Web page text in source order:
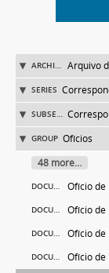
ARCHIVE Arquivo
SERIES
SUBSERIES
GROUP Ofícios
48 more...
DOCUMENT Ofício de
DOCUMENT Ofício de
DOCUMENT Ofício de
DOCUMENT Ofício de